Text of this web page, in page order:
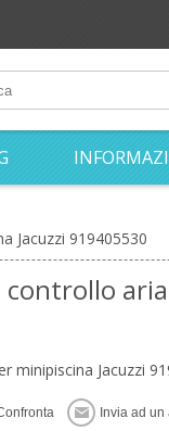
Jacuzzi 919405530
minipiscina Jacuzzi